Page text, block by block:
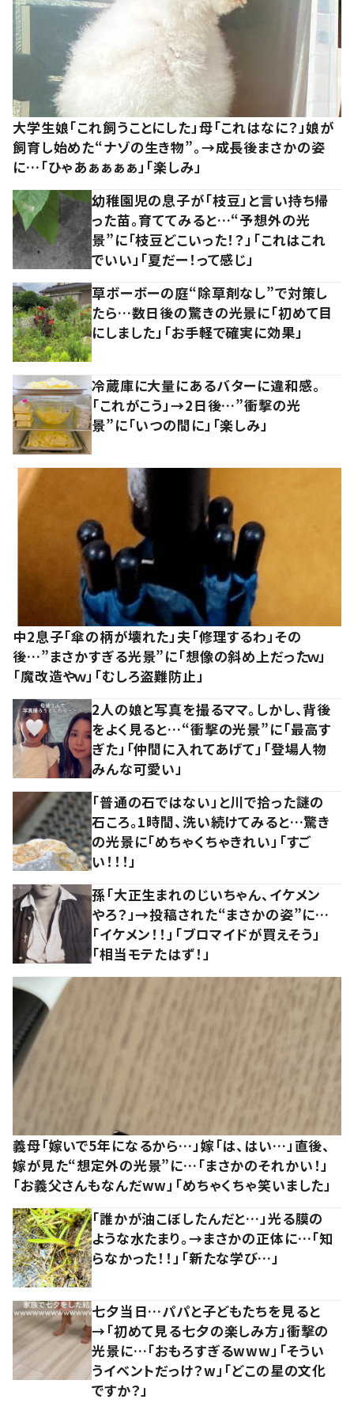
大学生娘「これ飼うことにした」母「これはなに？」娘が
飼育し始めた“ナゾの生き物”。→成長後まさかの姿
に…「ひゃあぁぁぁぁ」「楽しみ」
幼稚園児の息子が「枝豆」と言い持ち帰
った苗。育ててみると…“予想外の光
景”に「枝豆どこいった！？」「これはこれ
でいい」「夏だー！って感じ」
草ボーボーの庭“除草剤なし”で対策し
たら…数日後の驚きの光景に「初めて目
にしました」「お手軽で確実に効果」
冷蔵庫に大量にあるバターに違和感。
「これがこう」→2日後…”衝撃の光
景”に「いつの間に」「楽しみ」
中2息子「傘の柄が壊れた」夫「修理するわ」その
後…”まさかすぎる光景”に「想像の斜め上だったｗ」
「魔改造やｗ」「むしろ盗難防止」
2人の娘と写真を撮るママ。しかし、背後
をよく見ると…“衝撃の光景”に「最高す
ぎた」「仲間に入れてあげて」「登場人物
みんな可愛い」
「普通の石ではない」と川で拾った謎の
石ころ。1時間、洗い続けてみると…驚き
の光景に「めちゃくちゃきれい」「すご
い！！！」
孫「大正生まれのじいちゃん、イケメン
やろ？」→投稿された“まさかの姿”に…
「イケメン！！」「ブロマイドが買えそう」
「相当モテたはず！」
義母「嫁いで5年になるから…」嫁「は、はい…」直後、
嫁が見た“想定外の光景”に…「まさかのそれかい！」
「お義父さんもなんだww」「めちゃくちゃ笑いました」
「誰かが油こぼしたんだと…」光る膜の
ような水たまり。→まさかの正体に…「知
らなかった！！」「新たな学び…」
七夕当日…パパと子どもたちを見ると
→「初めて見る七夕の楽しみ方」衝撃の
光景に…「おもろすぎるwww」「そうい
うイベントだっけ？w」「どこの星の文化
ですか？」